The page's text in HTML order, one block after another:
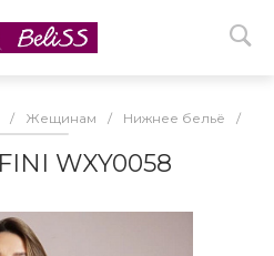
/ Жещинам / Нижнее бельё /
WXY0058